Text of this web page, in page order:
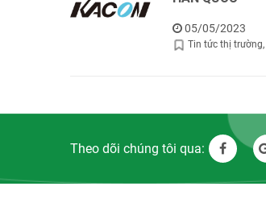
05/05/2023
Tin tức thị trường
Theo dõi chúng tôi qua: